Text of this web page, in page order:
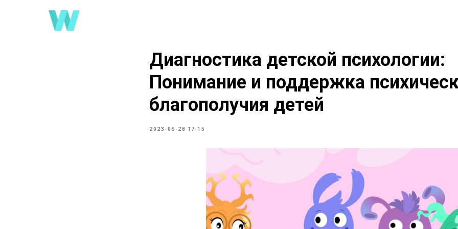
Диагностика детской психологии:
Понимание и поддержка
благополучия детей
2023-06-28 17:15